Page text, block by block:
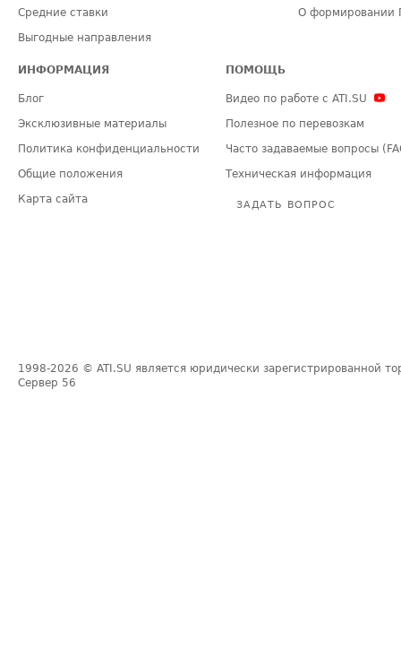
Средние ставки
Выгодные направления
О формировании
ИНФОРМАЦИЯ
Блог
Эксклюзивные материалы
Политика конфиденциальности
Общие положения
Карта сайта
ПОМОЩЬ
Видео по работе с ATI.SU
Полезное по перевозкам
Часто задаваемые вопросы
Техническая информация
ЗАДАТЬ ВОПРОС
1998-2026 © ATI.SU является юридически зарегистрированной
Сервер 56